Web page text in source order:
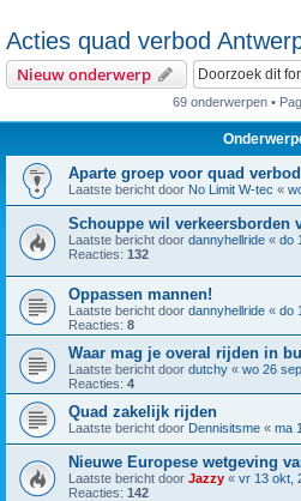
Acties quad verbod
Nieuw onderwerp
69 onderwerpen •
Aparte groep voor quad
Laatste bericht door No Limit W-tec «
Schouppe wil verkeersborden
Laatste bericht door dannyhellride « do
Reacties: 132
Oppassen mannen!
Laatste bericht door dannyhellride « do
Reacties: 8
Waar mag je overal rijden in
Laatste bericht door dutchy « wo 26
Reacties: 4
Quad zakelijk rijden
Laatste bericht door Dennisitsme « ma
Nieuwe Europese wetgeving
Laatste bericht door Jazzy « vr 13 okt,
Reacties: 142